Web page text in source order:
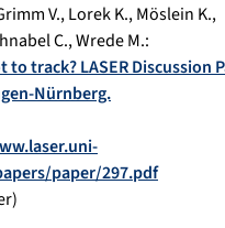
V.,Lorek K.,Möslein K.,
C.,Wrede M.:
to track? LASER Discussion
Nürnberg.
paper/297.pdf